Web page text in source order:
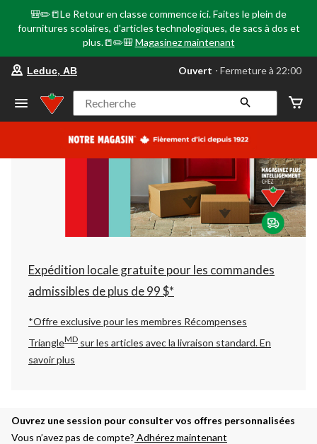
🎒✏️📒Le Retour en classe commence ici. Faites le plein de
fournitures scolaires, d'articles technologiques, de sacs à dos et
plus.📒✏️🎒 Magasinez maintenant
votre
préféré
Leduc,
AB,
courament
Fermeture
à
22:00
cliquer
pour
changer
Leduc, AB Ouvert ⋅ Fermeture à 22:00
Recherche
Expédition locale gratuite pour les commandes
admissibles de plus de 99 $*
*Offre exclusive pour les membres Récompenses
TriangleMD sur les articles avec la livraison standard.En
savoir plus
Ouvrez une session pour consulter vos offres personnalisées
Vous n’avez pas de compte? Adhérez maintenant